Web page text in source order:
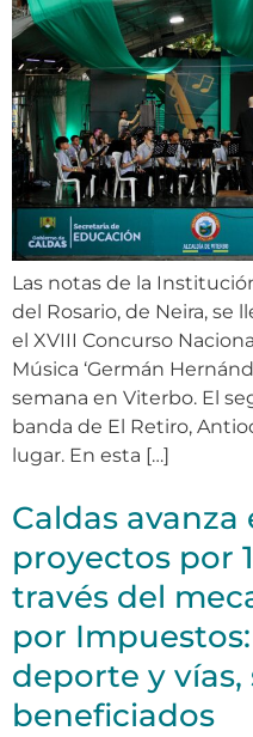
Las notas de la
del Rosario, de Neira, se
el XVIII Concurso
Música ‘Germán
semana en Viterbo. El
banda de El Retiro,
lugar. En esta […]
Caldas
proyectos por
través del
por
deporte y vías,
beneficiados